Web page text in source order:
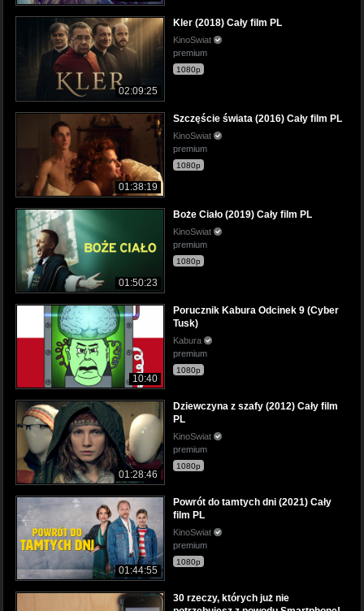
02:09:25
Kler (2018) Cały film PL
KinoSwiat
premium
1080p
01:38:19
Szczęście świata (2016) Cały film PL
KinoSwiat
premium
1080p
01:50:23
Boże Ciało (2019) Cały film PL
KinoSwiat
premium
1080p
10:40
Porucznik Kabura Odcinek 9 (Cyber
Tusk)
Kabura
premium
1080p
01:28:46
Dziewczyna z szafy (2012) Cały film
PL
KinoSwiat
premium
1080p
01:44:55
Powrót do tamtych dni (2021) Cały
film PL
KinoSwiat
premium
1080p
30 rzeczy, których już nie